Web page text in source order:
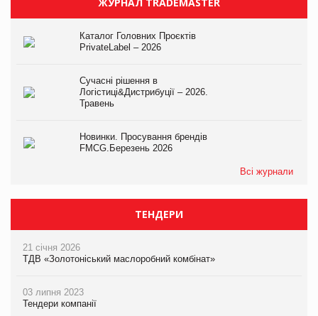
Каталог Головних Проєктів
PrivateLabel – 2026
Сучасні рішення в
Логістиці&Дистрибуції – 2026.
Травень
Новинки. Просування брендів
FMCG.Березень 2026
Всі журнали
ТЕНДЕРИ
21 січня 2026
ТДВ «Золотоніський маслоробний комбінат»
03 липня 2023
Тендери компанії